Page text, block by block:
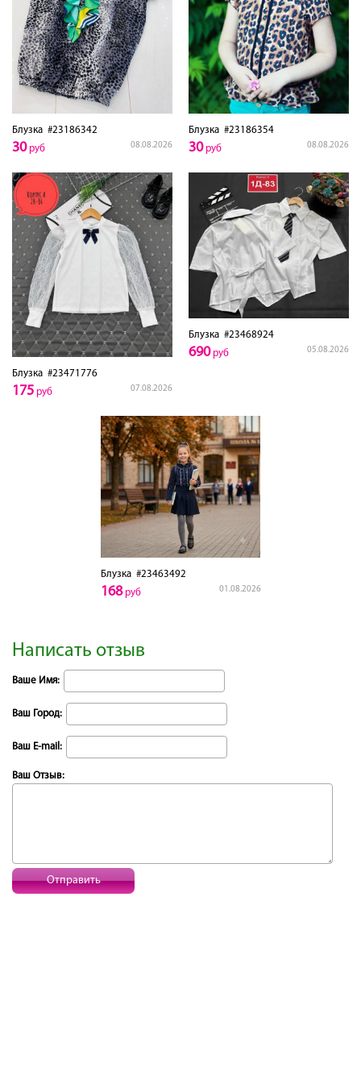
Блузка #23186342
08.08.2026
30руб
Блузка #23186354
08.08.2026
30руб
Блузка #23471776
07.08.2026
175 руб
Блузка #23468924
05.08.2026
690руб
Блузка#23463492
01.08.2026
168руб
Написать отзыв
Ваше Имя:
Ваш Город:
Ваш E-mail:
Ваш Отзыв:
Отправить